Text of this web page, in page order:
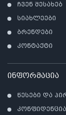
ჩვენ შესახებ
სიახლეები
ბრენდები
კონტაქტი
ინფორმაცია
წესები და